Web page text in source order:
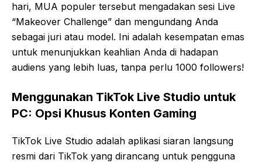
hari, MUA populer tersebut mengadakan sesi Live
“Makeover Challenge” dan mengundang Anda
sebagai juri atau model. Ini adalah kesempatan emas
untuk menunjukkan keahlian Anda di hadapan
audiens yang lebih luas, tanpa perlu 1000 followers!
Menggunakan TikTok Live Studio untuk
PC: Opsi Khusus Konten Gaming
TikTok Live Studio adalah aplikasi siaran langsung
resmi dari TikTok yang dirancang untuk pengguna